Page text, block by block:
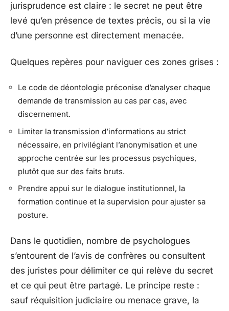
jurisprudence est claire : le secret ne peut être
levé qu’en présence de textes précis, ou si la vie
d’une personne est directement menacée.
Quelques repères pour naviguer ces zones grises :
Le code de déontologie préconise d’analyser chaque
demande de transmission au cas par cas, avec
discernement.
Limiter la transmission d’informations au strict
nécessaire, en privilégiant l’anonymisation et une
approche centrée sur les processus psychiques,
plutôt que sur des faits bruts.
Prendre appui sur le dialogue institutionnel, la
formation continue et la supervision pour ajuster sa
posture.
Dans le quotidien, nombre de psychologues
s’entourent de l’avis de confrères ou consultent
des juristes pour délimiter ce qui relève du secret
et ce qui peut être partagé. Le principe reste :
sauf réquisition judiciaire ou menace grave, la